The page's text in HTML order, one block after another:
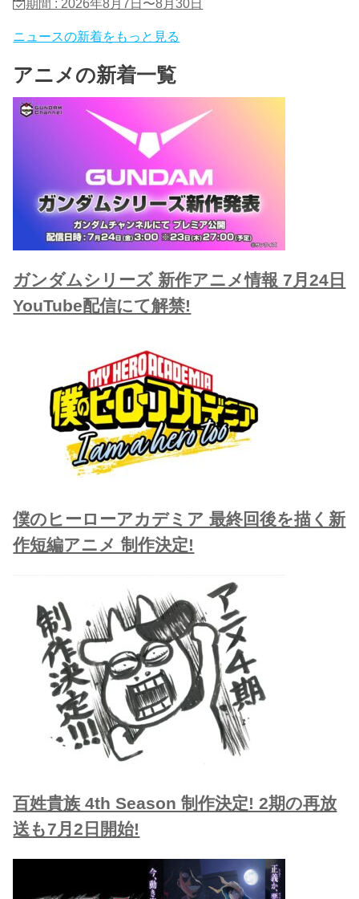
期間 : 2026年8月7日〜8月30日
ニュースの新着をもっと見る
アニメの新着一覧
ガンダムシリーズ 新作アニメ情報 7月24日
YouTube配信にて解禁!
僕のヒーローアカデミア 最終回後を描く新
作短編アニメ 制作決定!
百姓貴族 4th Season 制作決定! 2期の再放
送も7月2日開始!